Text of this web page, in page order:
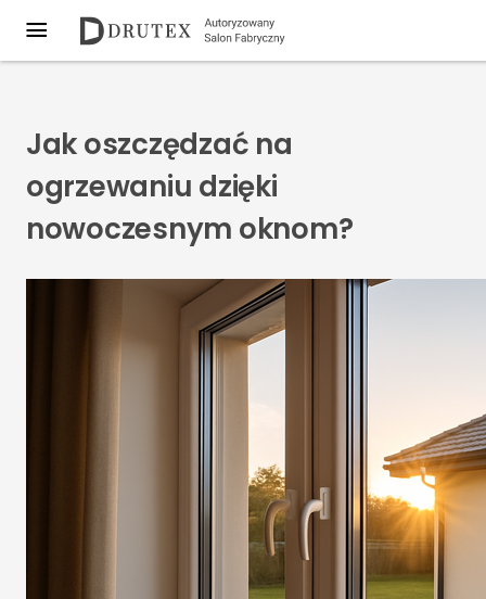
Jak oszczędzać na
ogrzewaniu dzięki
nowoczesnym oknom?